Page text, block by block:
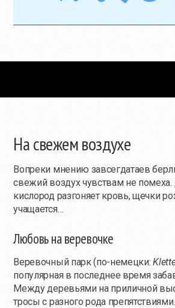
На свежем воздухе
Вопреки мнению завсегдатаев
свежий воздух чувствам не
кислород разгоняет кровь, щечки
учащается…
Любовь на веревочке
Веревочный парк (по-немецки:
популярная в последнее время
Между деревьями на приличной
тросы с разного рода